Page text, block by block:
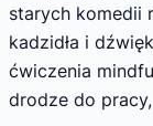
starych komedii
kadzidła i
ćwiczenia
drodze do